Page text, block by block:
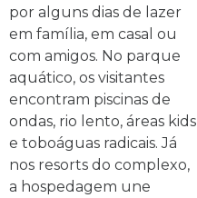
por alguns dias de lazer
em família, em casal ou
com amigos. No parque
aquático, os visitantes
encontram piscinas de
ondas, rio lento, áreas kids
e toboáguas radicais. Já
nos resorts do complexo,
a hospedagem une